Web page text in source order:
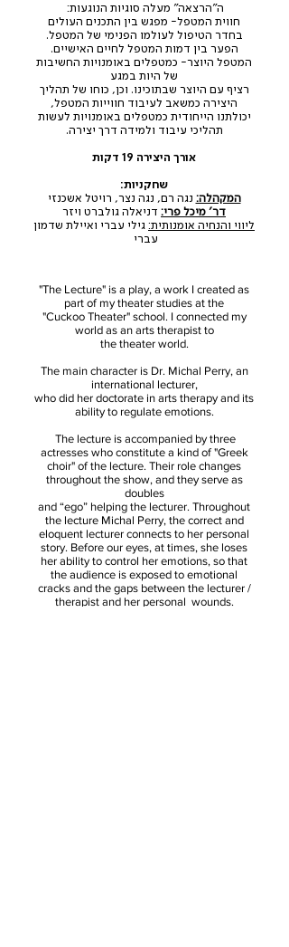
ה"הרצאה" מעלה סוגיות הנוגעות:
חווית המטפל- מפגש בין התכנים העולים
בחדר הטיפול לעולמו הפנימי של המטפל.
הפער בין דמות המטפל לחיים האישיים.
המטפל היוצר- כמטפלים באומנויות החשיבות
של היות במגע
רציף עם היוצר שבתוכינו. וכן, כוחו של תהליך
היצירה כמשאב לעיבוד חווייות המטפל,
יכולתנו הייחודית כמטפלים באומנויות לעשות
תהליכי עיבוד ולמידה דרך יצירה.
אורך היצירה 19 דקות
שחקניות:
המקהלה: נגה רם, נגה נצר, רויטל אשכנזי
דר' מיכל פרי: דניאלה גולברט ויזר
ליווי והנחיה אומנותית: גילי עברי ואיילת שדמון
עברי
"The Lecture" is a play, a work I created as
part of my theater studies at the
"Cuckoo Theater" school. I connected my
world as an arts therapist to
the theater world.
The main character is Dr. Michal Perry, an
international lecturer,
who did her doctorate in arts therapy and its
ability to regulate emotions.
The lecture is accompanied by three
actresses who constitute a kind of "Greek
choir" of the lecture. Their role changes
throughout the show, and they serve as
doubles
and “ego” helping the lecturer. Throughout
the lecture Michal Perry, the correct and
eloquent lecturer connects to her personal
story. Before our eyes, at times, she loses
her ability to control her emotions, so that
the audience is exposed to emotional
cracks and the gaps between the lecturer /
therapist and her personal wounds.